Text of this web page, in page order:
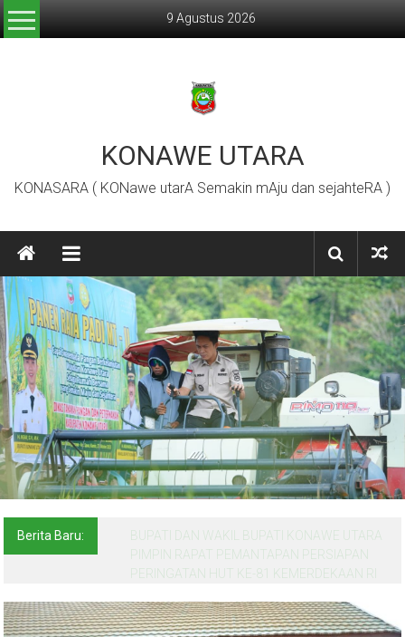
Lompat
ke
9 Agustus 2026
KONAWE UTARA
KONASARA ( KONawe utarA Semakin mAju dan sejahteRA )
Berita Baru:
BUPATI DAN WAKIL BUPATI KONAWE UTARA
PIMPIN RAPAT PEMANTAPAN PERSIAPAN
PERINGATAN HUT KE-81 KEMERDEKAAN RI